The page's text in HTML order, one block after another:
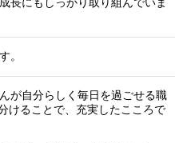
。
が自分らしく毎日を過ごせる職
けることで、充実したこころで